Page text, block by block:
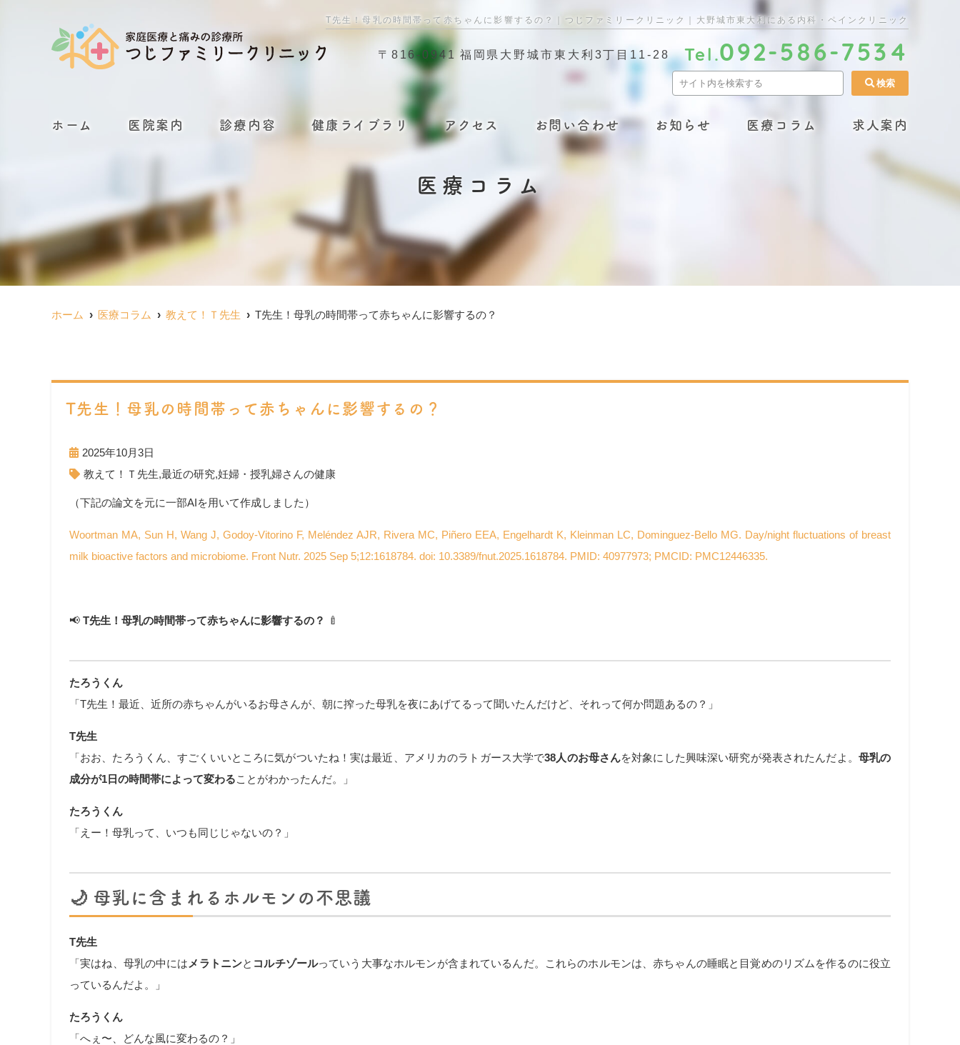
T先生！母乳の時間帯って赤ちゃんに影響するの？｜つじファミリークリニック｜大野城市東大利にある内科・ペインクリニック
〒816-0941 福岡県大野城市東大利3丁目11-28 Tel.092-586-7534
ホーム 医院案内 診療内容 健康ライブラリ アクセス お問い合わせ お知らせ 医療コラム 求人案内
医療コラム
ホーム 医療コラム 教えて！Ｔ先生 T先生！母乳の時間帯って赤ちゃんに影響するの？
T先生！母乳の時間帯って赤ちゃんに影響するの？
2025年10月3日
教えて！Ｔ先生,最近の研究,妊婦・授乳婦さんの健康
（下記の論文を元に一部AIを用いて作成しました）
Woortman MA, Sun H, Wang J, Godoy-Vitorino F, Meléndez AJR, Rivera MC, Piñero EEA, Engelhardt K, Kleinman LC, Dominguez-Bello MG. Day/night fluctuations of breast
milk bioactive factors and microbiome. Front Nutr. 2025 Sep 5;12:1618784. doi: 10.3389/fnut.2025.1618784. PMID: 40977973; PMCID: PMC12446335.
📢 T先生！母乳の時間帯って赤ちゃんに影響するの？ 🍼
たろうくん
「T先生！最近、近所の赤ちゃんがいるお母さんが、朝に搾った母乳を夜にあげてるって聞いたんだけど、それって何か問題あるの？」
T先生
「おお、たろうくん、すごくいいところに気がついたね！実は最近、アメリカのラトガース大学で38人のお母さんを対象にした興味深い研究が発表されたんだよ。 母乳の
成分が1日の時間帯によって変わることがわかったんだ。」
たろうくん
「えー！母乳って、いつも同じじゃないの？」
🌙 母乳に含まれるホルモンの不思議
T先生
「実はね、母乳の中には メラトニンと コルチゾールっていう大事なホルモンが含まれているんだ。これらのホルモンは、赤ちゃんの睡眠と目覚めのリズムを作るのに役立
っているんだよ。」
たろうくん
「へぇ〜、どんな風に変わるの？」